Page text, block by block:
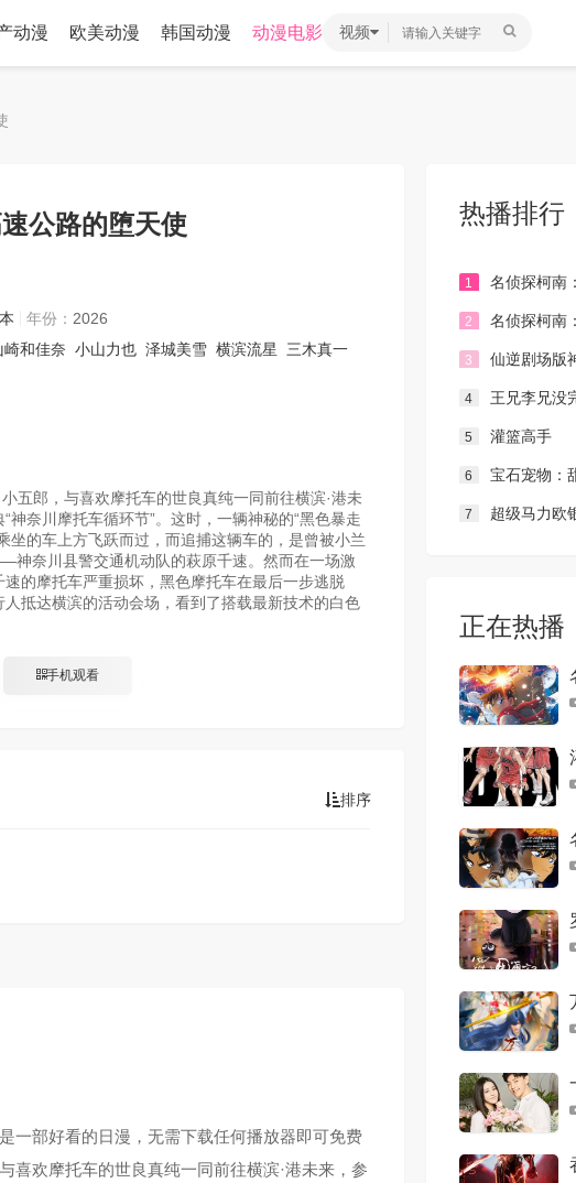
动漫 欧美动漫 韩国动漫 动漫电影 视频
公路的堕天使
年份： 2026
崎和佳奈 小山力也 泽城美雪 横滨流星
三木真一
五郎，与喜欢摩托车的世良真纯一同前往横滨·港未
神奈川摩托车循环节”。这时，一辆神秘的“黑色暴走
坐的车上方飞跃而过，而追捕这辆车的，是曾被小兰
神奈川县警交通机动队的萩原千速。然而在一场激
的摩托车严重损坏，黑色摩托车在最后一步逃脱
人抵达横滨的活动会场，看到了搭载最新技术的白色
手机观看
排序
一部好看的日漫，无需下载任何播放器即可免费
喜欢摩托车的世良真纯一同前往横滨·港未来，参
热播排行
1 名侦探柯南
2 名侦探柯南
3 仙逆剧场版
4 王兄李兄没
5 灌篮高手
6 宝石宠物：
7 超级马力欧
正在热播